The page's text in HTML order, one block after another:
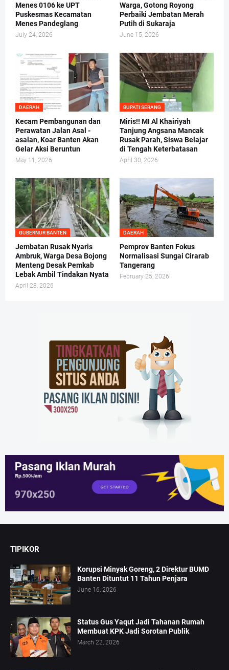
Menes 0106 ke UPT
Puskesmas Kecamatan
Menes Pandeglang
July 24, 2026
Warga, Gotong Royong
Perbaiki Jembatan Merah
Putih di Sukaraja
June 15, 2026
DAERAH
Kecam Pembangunan dan
Perawatan Jalan Asal -
asalan, Koar Banten Akan
Gelar Aksi Beruntun
May 11, 2026
BUPATI SERANG
Miris!! MI Al Khairiyah
Tanjung Angsana Mancak
Rusak Parah, Siswa Belajar
di Tengah Keterbatasan
April 30, 2026
GUBERNUR BANTEN
Jembatan Rusak Nyaris
Ambruk, Warga Desa Bojong
Menteng Desak Pemkab
Lebak Ambil Tindakan Nyata
April 28, 2026
DAERAH
Pemprov Banten Fokus
Normalisasi Sungai Cirarab
Tangerang
February 25, 2026
TIPIKOR
Korupsi Minyak Goreng, 2 Direktur BUMD
Banten Dituntut 11 Tahun Penjara
June 16, 2026
Status Gus Yaqut Jadi Tahanan Rumah
Membuat KPK Jadi Sorotan Publik
March 22, 2026